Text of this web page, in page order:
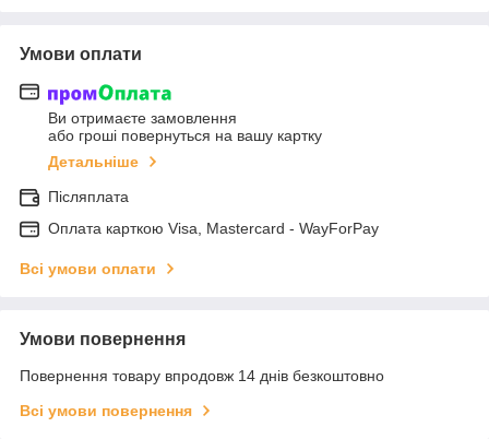
Умови оплати
Ви отримаєте замовлення
або гроші повернуться на вашу картку
Детальніше
Післяплата
Оплата карткою Visa, Mastercard - WayForPay
Всі умови оплати
Умови повернення
Повернення товару впродовж 14 днів безкоштовно
Всі умови повернення